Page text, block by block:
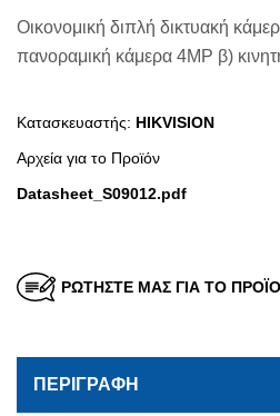
Οικονομική διπλή δικτυακή
πανοραμική κάμερα 4MP β)
Κατασκευαστής: HIKVISION
Αρχεία για τo Προϊόν
Datasheet_S09012.pdf
ΡΩΤΗΣΤΕ ΜΑΣ ΓΙΑ ΤΟ
ΠΕΡΙΓΡΑΦΗ